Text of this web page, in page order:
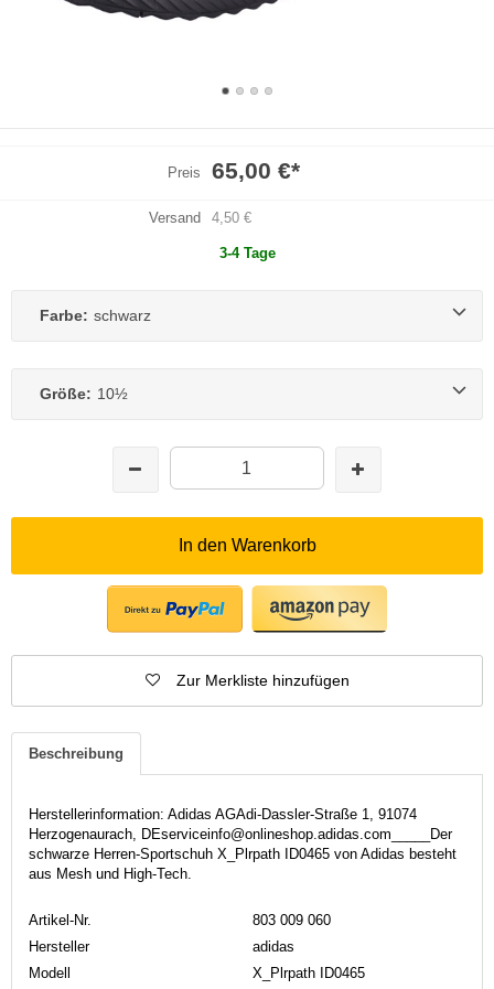
Preis 65,00 €*
Versand 4,50 €
3-4 Tage
Farbe: schwarz
Größe: 10½
In den Warenkorb
Zur Merkliste hinzufügen
Beschreibung
Herstellerinformation: Adidas AGAdi-Dassler-Straße 1, 91074
Herzogenaurach, DEserviceinfo@onlineshop.adidas.com_____Der
schwarze Herren-Sportschuh X_Plrpath ID0465 von Adidas besteht
aus Mesh und High-Tech.
Artikel-Nr.
803 009 060
Hersteller
adidas
Modell
X_Plrpath ID0465